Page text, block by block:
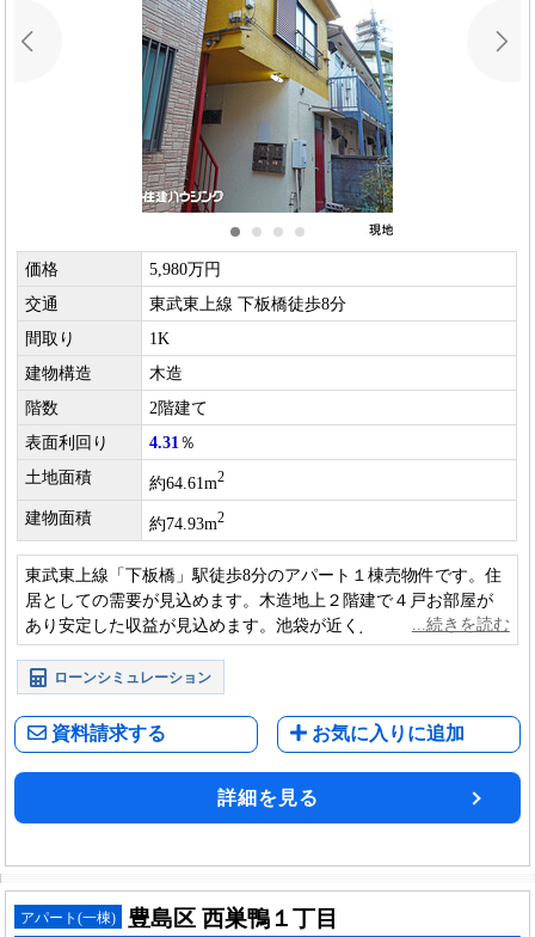
価格
5,980万円
交通
東武東上線 下板橋徒歩8分
間取り
1K
建物構造
木造
階数
2階建て
表面利回り
4.31％
土地面積
約64.61m2
建物面積 約74.93m2
東武東上線「下板橋」駅徒歩8分のアパート１棟売物件です。住
居としての需要が見込めます。木造地上２階建で４戸お部屋が
あり安定した収益が見込めます。池袋が近く人気です。
ローンシミュレーション
資料請求する お気に入りに追加
詳細を見る
アパート(一棟) 豊島区 西巣鴨１丁目